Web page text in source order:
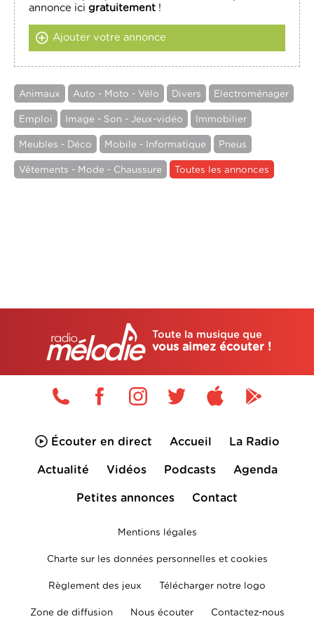
annonce icigratuitement !
Ajouter votre annonce
Animaux Auto - Moto - Vélo Divers Electroménager
Emploi Image - Son - Jeux-vidéo Immobilier
Meubles - Déco Mobile - Informatique Pneus
Vêtements - Mode - Chaussure Toutes les annonces
Toute la musique que
vous aimez écouter !
Écouter en direct Accueil La Radio
Actualité Vidéos Podcasts Agenda
Petites annonces Contact
Mentions légales
Charte sur les données personnelles et cookies
Règlement des jeux Télécharger notre logo
Zone de diffusion Nous écouter Contactez-nous